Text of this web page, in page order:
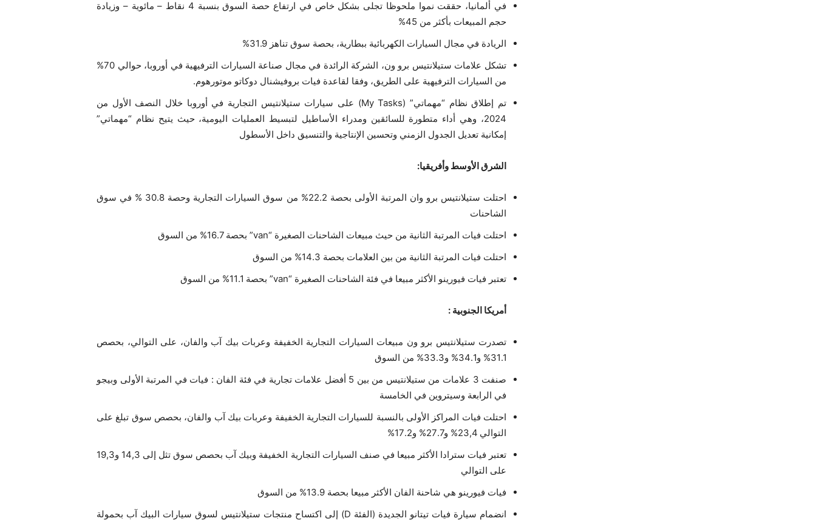
في ألمانيا، حققت نموا ملحوظا تجلى بشكل خاص في ارتفاع حصة السوق بنسبة 4 نقاط – مائوية – وزيادة
حجم المبيعات بأكثر من 45%
الريادة في مجال السيارات الكهربائية ببطارية، بحصة سوق تناهز 31.9%
تشكل علامات ستيلانتيس برو ون، الشركة الرائدة في مجال صناعة السيارات الترفيهية في أوروبا، حوالي 70%
من السيارات الترفيهية على الطريق، وفقا لقاعدة فيات بروفيشنال دوكاتو موتورهوم.
تم إطلاق نظام “مهماتي” (My Tasks) على سيارات ستيلانتيس التجارية في أوروبا خلال النصف الأول من
2024، وهي أداء متطورة للسائقين ومدراء الأساطيل لتبسيط العمليات اليومية، حيث يتيح نظام “مهماتي”
إمكانية تعديل الجدول الزمني وتحسين الإنتاجية والتنسيق داخل الأسطول
الشرق الأوسط وأفريقيا:
احتلت ستيلانتيس برو وان المرتبة الأولى بحصة 22.2% من سوق السيارات التجارية وحصة 30.8 % في سوق
الشاحنات
احتلت فيات المرتبة الثانية من حيث مبيعات الشاحنات الصغيرة “van” بحصة 16.7% من السوق
احتلت فيات المرتبة الثانية من بين العلامات بحصة 14.3% من السوق
تعتبر فيات فيورينو الأكثر مبيعا في فئة الشاحنات الصغيرة “van” بحصة 11.1% من السوق
أمريكا الجنوبية :
تصدرت ستيلانتيس برو ون مبيعات السيارات التجارية الخفيفة وعربات بيك آب والفان، على التوالي، بحصص
31.1% و34.1% و33.3% من السوق
صنفت 3 علامات من ستيلانتيس من بين 5 أفضل علامات تجارية في فئة الفان : فيات في المرتبة الأولى وبيجو
في الرابعة وسيتروين في الخامسة
احتلت فيات المراكز الأولى بالنسبة للسيارات التجارية الخفيفة وعربات بيك آب والفان، بحصص سوق تبلغ على
التوالي 23,4% و27.7% و17.2%
تعتبر فيات سترادا الأكثر مبيعا في صنف السيارات التجارية الخفيفة وبيك آب بحصص سوق تثل إلى 14,3 و19,3
على التوالي
فيات فيورينو هي شاحنة الفان الأكثر مبيعا بحصة 13.9% من السوق
انضمام سيارة فيات تيتانو الجديدة (الفئة D) إلى اكتساح منتجات ستيلانتيس لسوق سيارات البيك آب بحمولة